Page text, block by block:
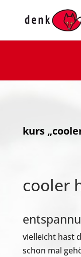
kurs
cooler
vielleicht hast
schon mal